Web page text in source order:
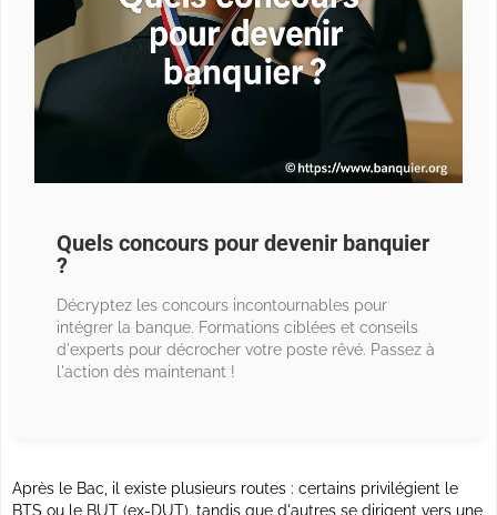
Quels concours pour devenir banquier
?
Décryptez les concours incontournables pour
intégrer la banque. Formations ciblées et conseils
d'experts pour décrocher votre poste rêvé. Passez à
l'action dès maintenant !
Après le Bac, il existe plusieurs routes : certains privilégient le
BTS ou le BUT (ex-DUT), tandis que d'autres se dirigent vers une